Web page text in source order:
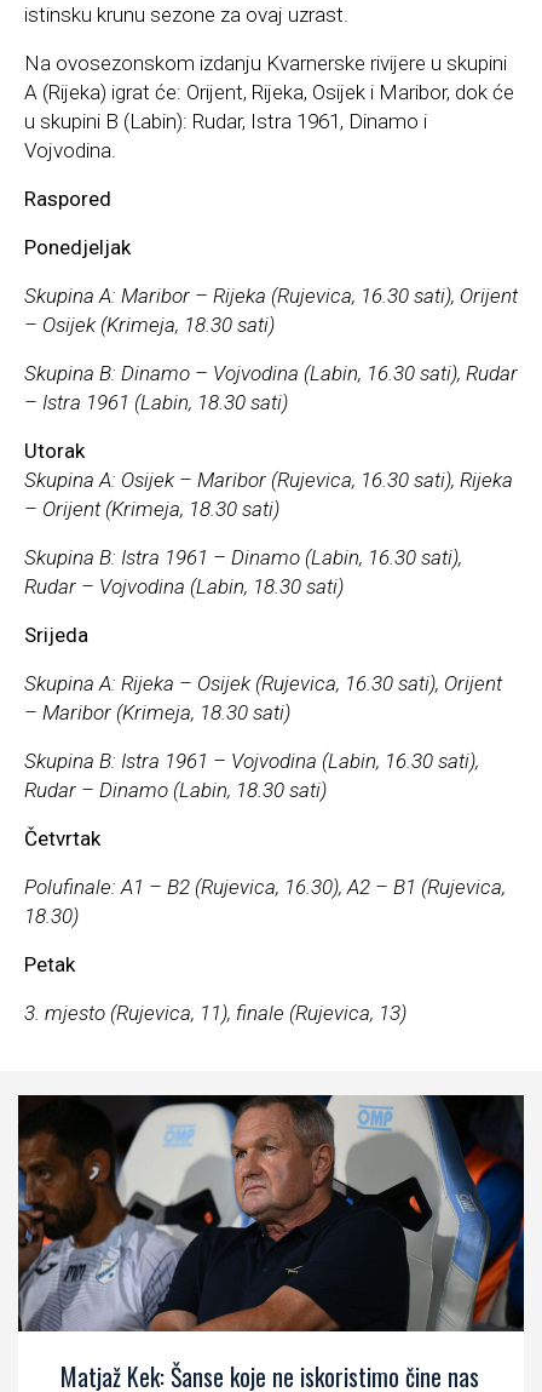
istinsku krunu sezone za ovaj uzrast.
Na ovosezonskom izdanju Kvarnerske rivijere u skupini
A (Rijeka) igrat će: Orijent, Rijeka, Osijek i Maribor, dok će
u skupini B (Labin): Rudar, Istra 1961, Dinamo i
Vojvodina.
Raspored
Ponedjeljak
Skupina A: Maribor – Rijeka (Rujevica, 16.30 sati), Orijent
– Osijek (Krimeja, 18.30 sati)
Skupina B: Dinamo – Vojvodina (Labin, 16.30 sati), Rudar
– Istra 1961 (Labin, 18.30 sati)
Utorak
Skupina A: Osijek – Maribor (Rujevica, 16.30 sati), Rijeka
– Orijent (Krimeja, 18.30 sati)
Skupina B: Istra 1961 – Dinamo (Labin, 16.30 sati),
Rudar – Vojvodina (Labin, 18.30 sati)
Srijeda
Skupina A: Rijeka – Osijek (Rujevica, 16.30 sati), Orijent
– Maribor (Krimeja, 18.30 sati)
Skupina B: Istra 1961 – Vojvodina (Labin, 16.30 sati),
Rudar – Dinamo (Labin, 18.30 sati)
Četvrtak
Polufinale: A1 – B2 (Rujevica, 16.30), A2 – B1 (Rujevica,
18.30)
Petak
3. mjesto (Rujevica, 11), finale (Rujevica, 13)
Matjaž Kek: Šanse koje ne iskoristimo čine nas